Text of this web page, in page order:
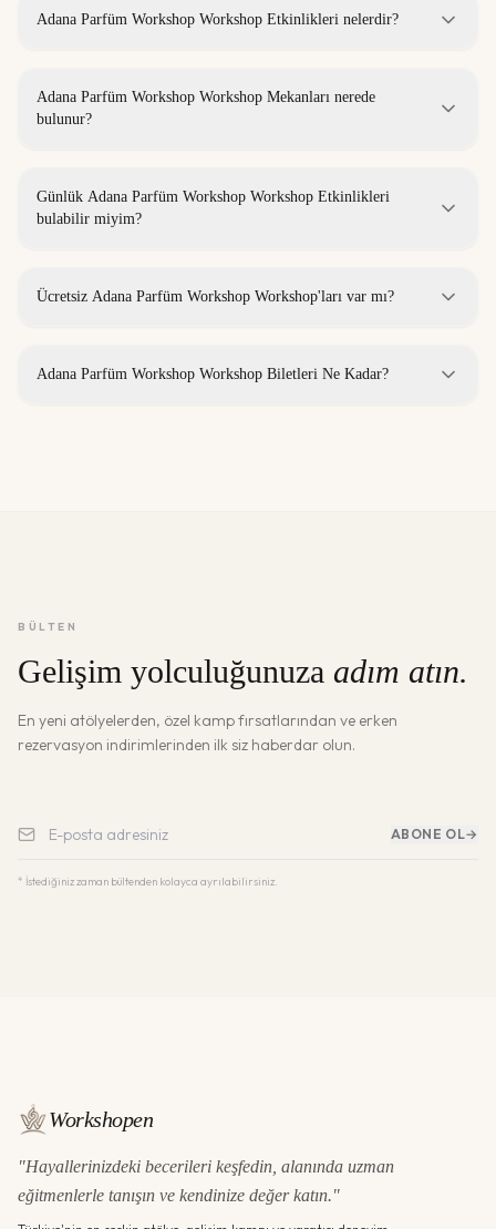
Adana Parfüm Workshop Workshop Etkinlikleri nelerdir?
Adana Parfüm Workshop Workshop Mekanları nerede
bulunur?
Günlük Adana Parfüm Workshop Workshop Etkinlikleri
bulabilir miyim?
Ücretsiz Adana Parfüm Workshop Workshop'ları var mı?
Adana Parfüm Workshop Workshop Biletleri Ne Kadar?
BÜLTEN
Gelişim yolculuğunuza adım atın.
En yeni atölyelerden, özel kamp fırsatlarından ve erken
rezervasyon indirimlerinden ilk siz haberdar olun.
ABONE OL→
* İstediğiniz zaman bültenden kolayca ayrılabilirsiniz.
Workshopen
"Hayallerinizdeki becerileri keşfedin, alanında uzman
eğitmenlerle tanışın ve kendinize değer katın."